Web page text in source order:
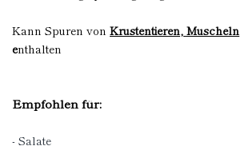
Kann Spuren von Krustentieren, Muscheln
enthalten
Empfohlen für:
- Salate